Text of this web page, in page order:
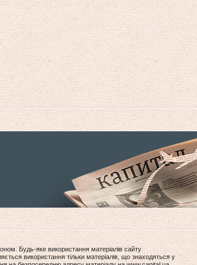
Будь-яке використання матеріалів сайту
використання тільки матеріалів, що знаходяться у